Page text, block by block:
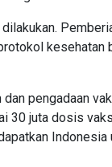
kesehatan
pengadaan
30 juta dosis